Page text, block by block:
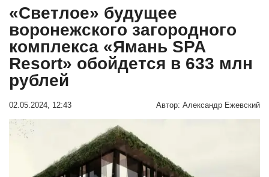
«Светлое» будущее
воронежского загородного
комплекса «Ямань SPA
Resort» обойдется в 633 млн
рублей
02.05.2024, 12:43 Автор: Александр Ежевский